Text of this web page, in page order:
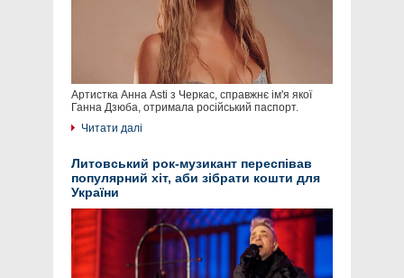
Артистка Анна Asti з Черкас, справжнє ім'я якої
Ганна Дзюба, отримала російський паспорт.
Читати далі
Литовський рок-музикант переспівав
популярний хіт, аби зібрати кошти для
України